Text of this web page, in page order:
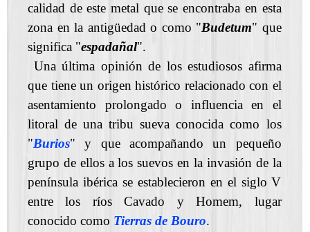
calidad de este metal que se encontraba en esta
zona en la antigüedad o como "Budetum" que
significa "espadañal".
Una última opinión de los estudiosos afirma
que tiene un origen histórico relacionado con el
asentamiento prolongado o influencia en el
litoral de una tribu sueva conocida como los
"Burios" y que acompañando un pequeño
grupo de ellos a los suevos en la invasión de la
península ibérica se establecieron en el siglo V
entre los ríos Cavado y Homem, lugar
conocido como Tierras de Bouro.